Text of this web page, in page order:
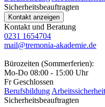
Sicherheitsbeauftragten
Kontakt anzeigen
Kontakt und Beratung
0231 1654704
mail@tremonia-akademie.de
Bürozeiten (Sommerferien):
Mo-Do 08:00 - 15:00 Uhr
Fr Geschlossen
Berufsbildung Arbeitssicherheit
Sicherheitsbeauftragten